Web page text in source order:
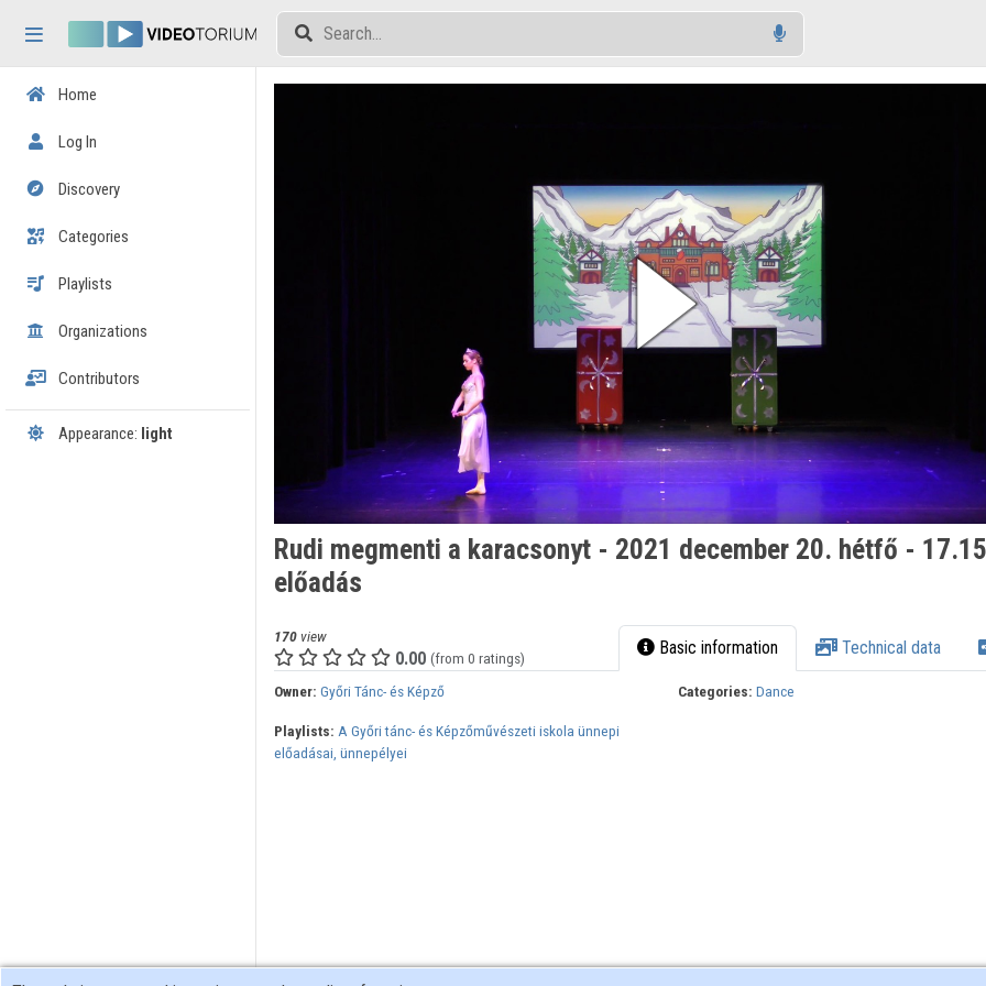
Home
Log In
Discovery
Categories
Playlists
Organizations
Contributors
Appearance: light
Rudi megmenti a karacsonyt - 2021 december 20. hétfő -
előadás
170view
0.00 (from 0 ratings) Basic information Technical data
Owner: Győri Tánc- és Képző Categories: Dance
Playlists: A Győri tánc- és Képzőművészeti iskola ünnepi
előadásai, ünnepélyei